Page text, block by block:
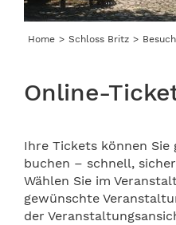
Home Schloss Britz
Online-
Ihre Tickets können Sie
buchen – schnell,
Wählen Sie im
gewünschte
der